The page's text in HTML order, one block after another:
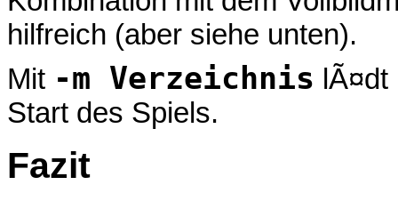
hilfreich (aber siehe unten).
Mit -m Verzeichnis lÃ¤dt
Start des Spiels.
Fazit